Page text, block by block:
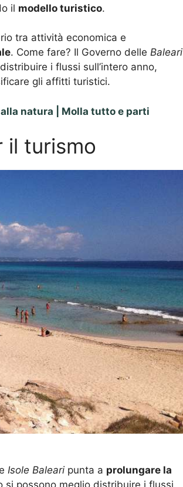
il modello turistico.
tra attività economica e
. Come fare? Il Governo delle Baleari
i flussi sull’intero anno,
gli affitti turistici.
natura | Molla tutto e parti
il turismo
Isole Baleari punta a prolungare la
si possono meglio distribuire i flussi